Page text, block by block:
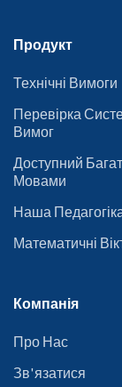
Продукт
Технічні Вимоги
Перевірка
Вимог
Доступний
Мовами
Наша
Математичні
Компанія
Про Нас
Зв'язатися